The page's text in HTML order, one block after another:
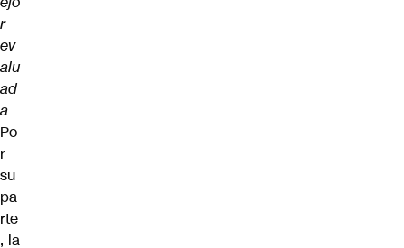
r
ev
alu
ad
a
Po
r
su
pa
rte
, la